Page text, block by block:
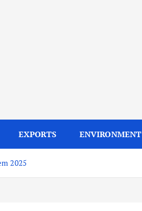
EXPORTS ENVIRONMENT
2025